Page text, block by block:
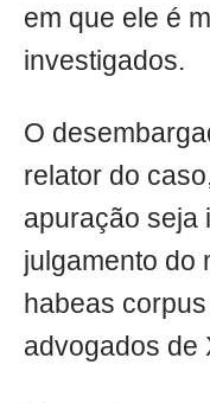
em que ele é
investigados.
O
relator do
apuração seja
julgamento do
habeas
advogados de